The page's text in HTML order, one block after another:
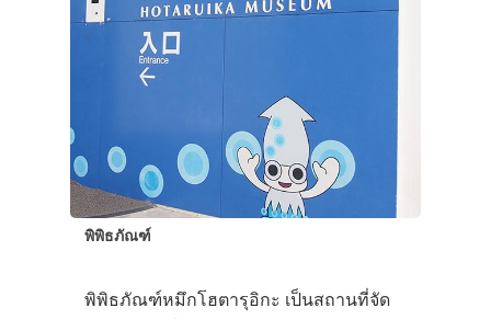
พิพิธภัณฑ์
พิพิธภัณฑ์หมึกโฮตารุอิกะ เป็นสถานที่จัด